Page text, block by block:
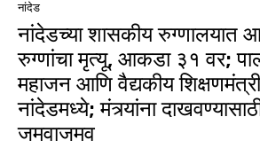
नांदेड
नांदेडच्या शासकीय रुग्णालयात
रुग्णांचा मृत्यू, आकडा ३१ वर;
महाजन आणि वैद्यकीय
नांदेडमध्ये; मंत्र्यांना
जमवाजमव